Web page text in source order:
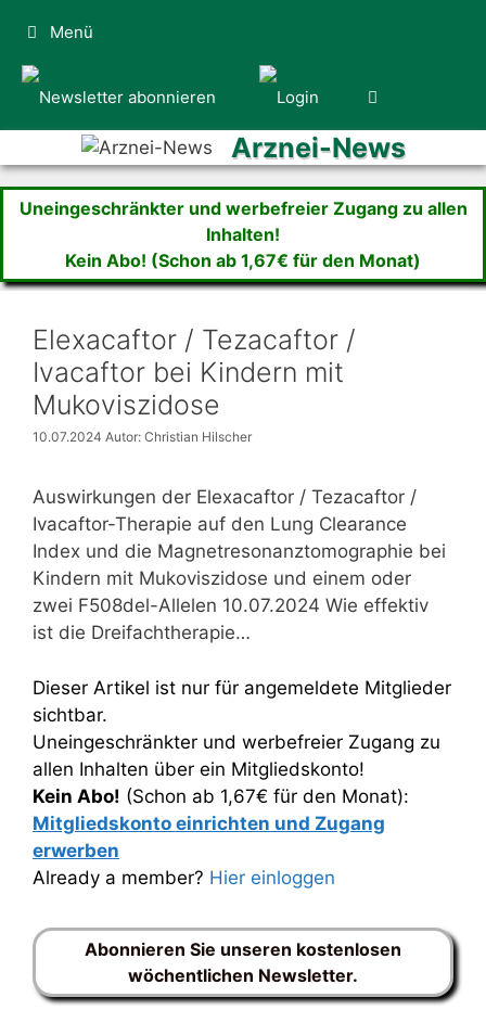
Inhalt
springen
Menü
Arznei-News
Uneingeschränkter und werbefreier Zugang zu allen
Inhalten!
Kein Abo! (Schon ab 1,67€ für den Monat)
Elexacaftor / Tezacaftor /
Ivacaftor bei Kindern mit
Mukoviszidose
10.07.2024 Autor: Christian Hilscher
Auswirkungen der Elexacaftor / Tezacaftor /
Ivacaftor-Therapie auf den Lung Clearance
Index und die Magnetresonanztomographie bei
Kindern mit Mukoviszidose und einem oder
zwei F508del-Allelen 10.07.2024 Wie effektiv
ist die Dreifachtherapie…
Dieser Artikel ist nur für angemeldete Mitglieder
sichtbar.
Uneingeschränkter und werbefreier Zugang zu
allen Inhalten über ein Mitgliedskonto!
Kein Abo! (Schon ab 1,67€ für den Monat):
Mitgliedskonto einrichten und Zugang
erwerben
Already a member? Hier einloggen
Abonnieren Sie unseren kostenlosen
wöchentlichen Newsletter.